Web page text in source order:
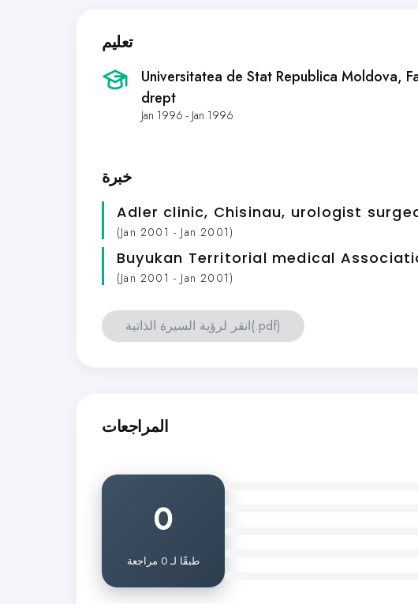
تعليم
Universitatea de Stat Republica Moldova,
drept
Jan 1996 - Jan 1996
خبرة
Adler clinic, Chisinau, urologist
(Jan 2001 - Jan 2001)
Buyukan Territorial medical
(Jan 2001 - Jan 2001)
انقر لرؤية السيرة الذاتية(.pdf)
المراجعات
0
طبقًا لـ 0 مراجعة